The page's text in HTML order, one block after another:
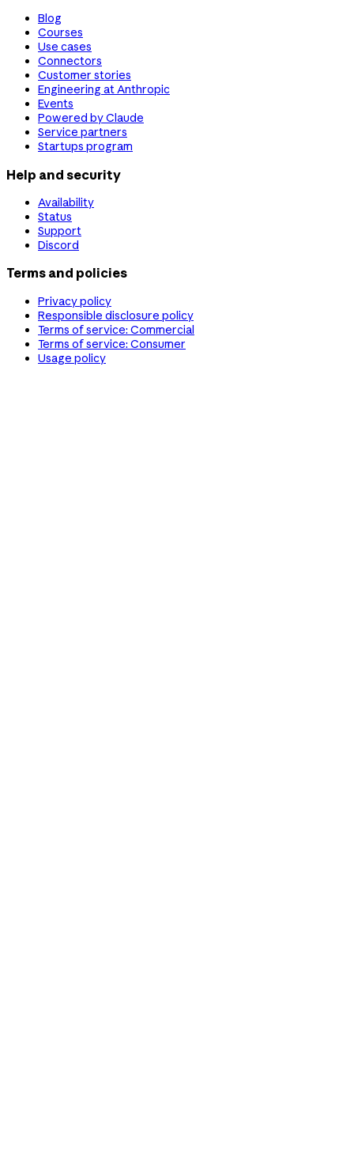
Blog
Courses
Use cases
Connectors
Customer stories
Engineering at Anthropic
Events
Powered by Claude
Service partners
Startups program
Help and security
Availability
Status
Support
Discord
Terms and policies
Privacy policy
Responsible disclosure policy
Terms of service: Commercial
Terms of service: Consumer
Usage policy